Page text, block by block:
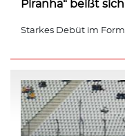
Piranha“ beißt
Starkes Debüt im